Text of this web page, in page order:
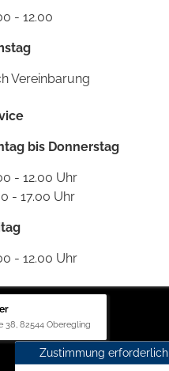
- 12.00
Vereinbarung
bis Donnerstag
- 12.00 Uhr
- 17.00 Uhr
- 12.00 Uhr
38, 82544 Oberegling
Zustimmung erforderlich